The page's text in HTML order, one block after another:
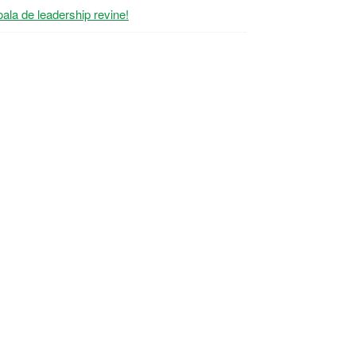
de leadership revine!